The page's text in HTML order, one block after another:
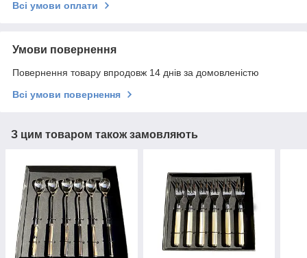
Всі умови оплати
Умови повернення
Повернення товару впродовж 14 днів за домовленістю
Всі умови повернення
З цим товаром також замовляють